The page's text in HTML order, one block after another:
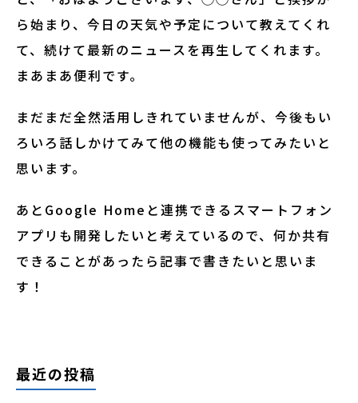
ら始まり、今日の天気や予定について教えてくれ
て、続けて最新のニュースを再生してくれます。
まあまあ便利です。
まだまだ全然活用しきれていませんが、今後もい
ろいろ話しかけてみて他の機能も使ってみたいと
思います。
あとGoogle Homeと連携できるスマートフォン
アプリも開発したいと考えているので、何か共有
できることがあったら記事で書きたいと思いま
す！
最近の投稿